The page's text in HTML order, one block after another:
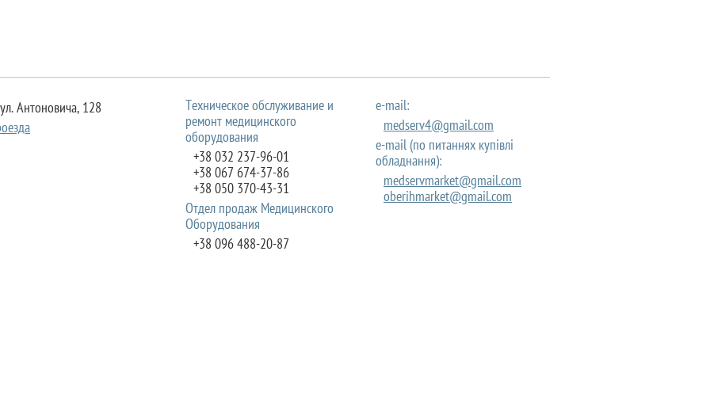
Антоновича, 128
Техническое обслуживание и
ремонт медицинского
оборудования
+38 032 237-96-01
+38 067 674-37-86
+38 050 370-43-31
Отдел продаж Медицинского
Оборудования
+38 096 488-20-87
e-mail:
medserv4@gmail.com
e-mail (по питаннях купівлі
обладнання):
medservmarket@gmail.com
oberihmarket@gmail.com